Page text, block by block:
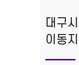
대구
이동